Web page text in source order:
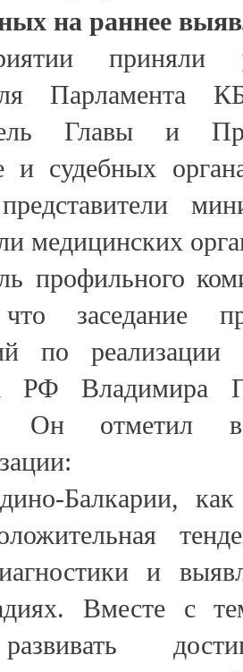
на раннее
приняли
Парламента
Главы и
и судебных
медицинских
профильного
заседание
по
РФ Владимира
Он отметил
Балкарии,
и
Вместе с